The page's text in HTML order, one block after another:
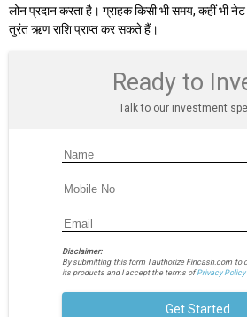
लोन प्रदान करता है। ग्राहक किसी भी समय, कहीं भी
तुरंत ऋण राशि प्राप्त कर सकते हैं।
Ready to
Talk to our investment
Disclaimer:
By submitting this form I authorize Fincash.com to
its products and I accept the terms ofPrivacy Policy
Get Started